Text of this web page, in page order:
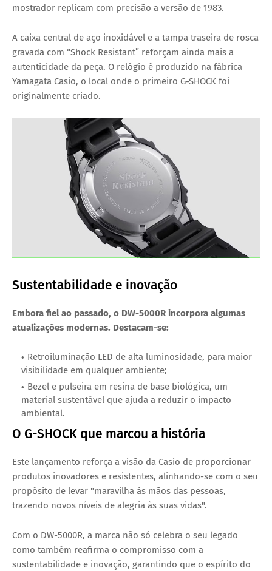
mostrador replicam com precisão a versão de 1983.
A caixa central de aço inoxidável e a tampa traseira de rosca
gravada com “Shock Resistant” reforçam ainda mais a
autenticidade da peça. O relógio é produzido na fábrica
Yamagata Casio, o local onde o primeiro G-SHOCK foi
originalmente criado.
Sustentabilidade e inovação
Embora fiel ao passado, o DW-5000R incorpora algumas
atualizações modernas. Destacam-se:
Retroiluminação LED de alta luminosidade, para maior
visibilidade em qualquer ambiente;
Bezel e pulseira em resina de base biológica, um
material sustentável que ajuda a reduzir o impacto
ambiental.
O G-SHOCK que marcou a história
Este lançamento reforça a visão da Casio de proporcionar
produtos inovadores e resistentes, alinhando-se com o seu
propósito de levar "maravilha às mãos das pessoas,
trazendo novos níveis de alegria às suas vidas".
Com o DW-5000R, a marca não só celebra o seu legado
como também reafirma o compromisso com a
sustentabilidade e inovação, garantindo que o espírito do